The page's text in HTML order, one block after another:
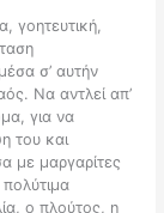
γοητευτική,
σ’ αυτήν
Να αντλεί απ’
για να
του και
με μαργαρίτες
ο πλούτος, η